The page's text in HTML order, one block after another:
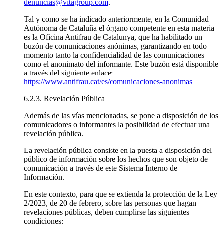
denuncias@vitagroup.com.
Tal y como se ha indicado anteriormente, en la Comunidad
Autónoma de Cataluña el órgano competente en esta materia
es la Oficina Antifrau de Catalunya, que ha habilitado un
buzón de comunicaciones anónimas, garantizando en todo
momento tanto la confidencialidad de las comunicaciones
como el anonimato del informante. Este buzón está disponible
a través del siguiente enlace:
https://www.antifrau.cat/es/comunicaciones-anonimas
6.2.3. Revelación Pública
Además de las vías mencionadas, se pone a disposición de los
comunicadores o informantes la posibilidad de efectuar una
revelación pública.
La revelación pública consiste en la puesta a disposición del
público de información sobre los hechos que son objeto de
comunicación a través de este Sistema Interno de
Información.
En este contexto, para que se extienda la protección de la Ley
2/2023, de 20 de febrero, sobre las personas que hagan
revelaciones públicas, deben cumplirse las siguientes
condiciones: